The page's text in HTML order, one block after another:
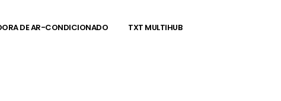
DE AR-CONDICIONADO TXT MULTIHUB